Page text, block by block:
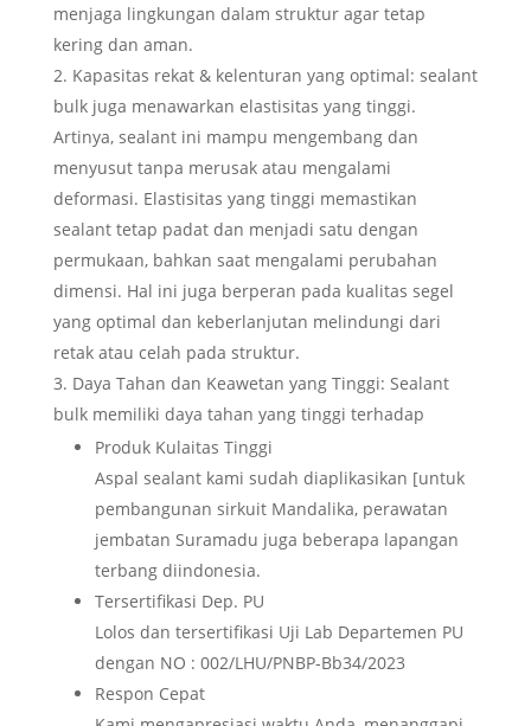
menjaga lingkungan dalam struktur agar tetap
kering dan aman.
Kapasitas rekat & kelenturan yang optimal: sealant
bulk juga menawarkan elastisitas yang tinggi.
Artinya, sealant ini mampu mengembang dan
menyusut tanpa merusak atau mengalami
deformasi. Elastisitas yang tinggi memastikan
sealant tetap padat dan menjadi satu dengan
permukaan, bahkan saat mengalami perubahan
dimensi. Hal ini juga berperan pada kualitas segel
yang optimal dan keberlanjutan melindungi dari
retak atau celah pada struktur.
Daya Tahan dan Keawetan yang Tinggi: Sealant
bulk memiliki daya tahan yang tinggi terhadap
Produk Kulaitas Tinggi
Aspal sealant kami sudah diaplikasikan [untuk
pembangunan sirkuit Mandalika, perawatan
jembatan Suramadu juga beberapa lapangan
terbang diindonesia.
Tersertifikasi Dep. PU
Lolos dan tersertifikasi Uji Lab Departemen PU
dengan NO : 002/LHU/PNBP-Bb34/2023
Respon Cepat